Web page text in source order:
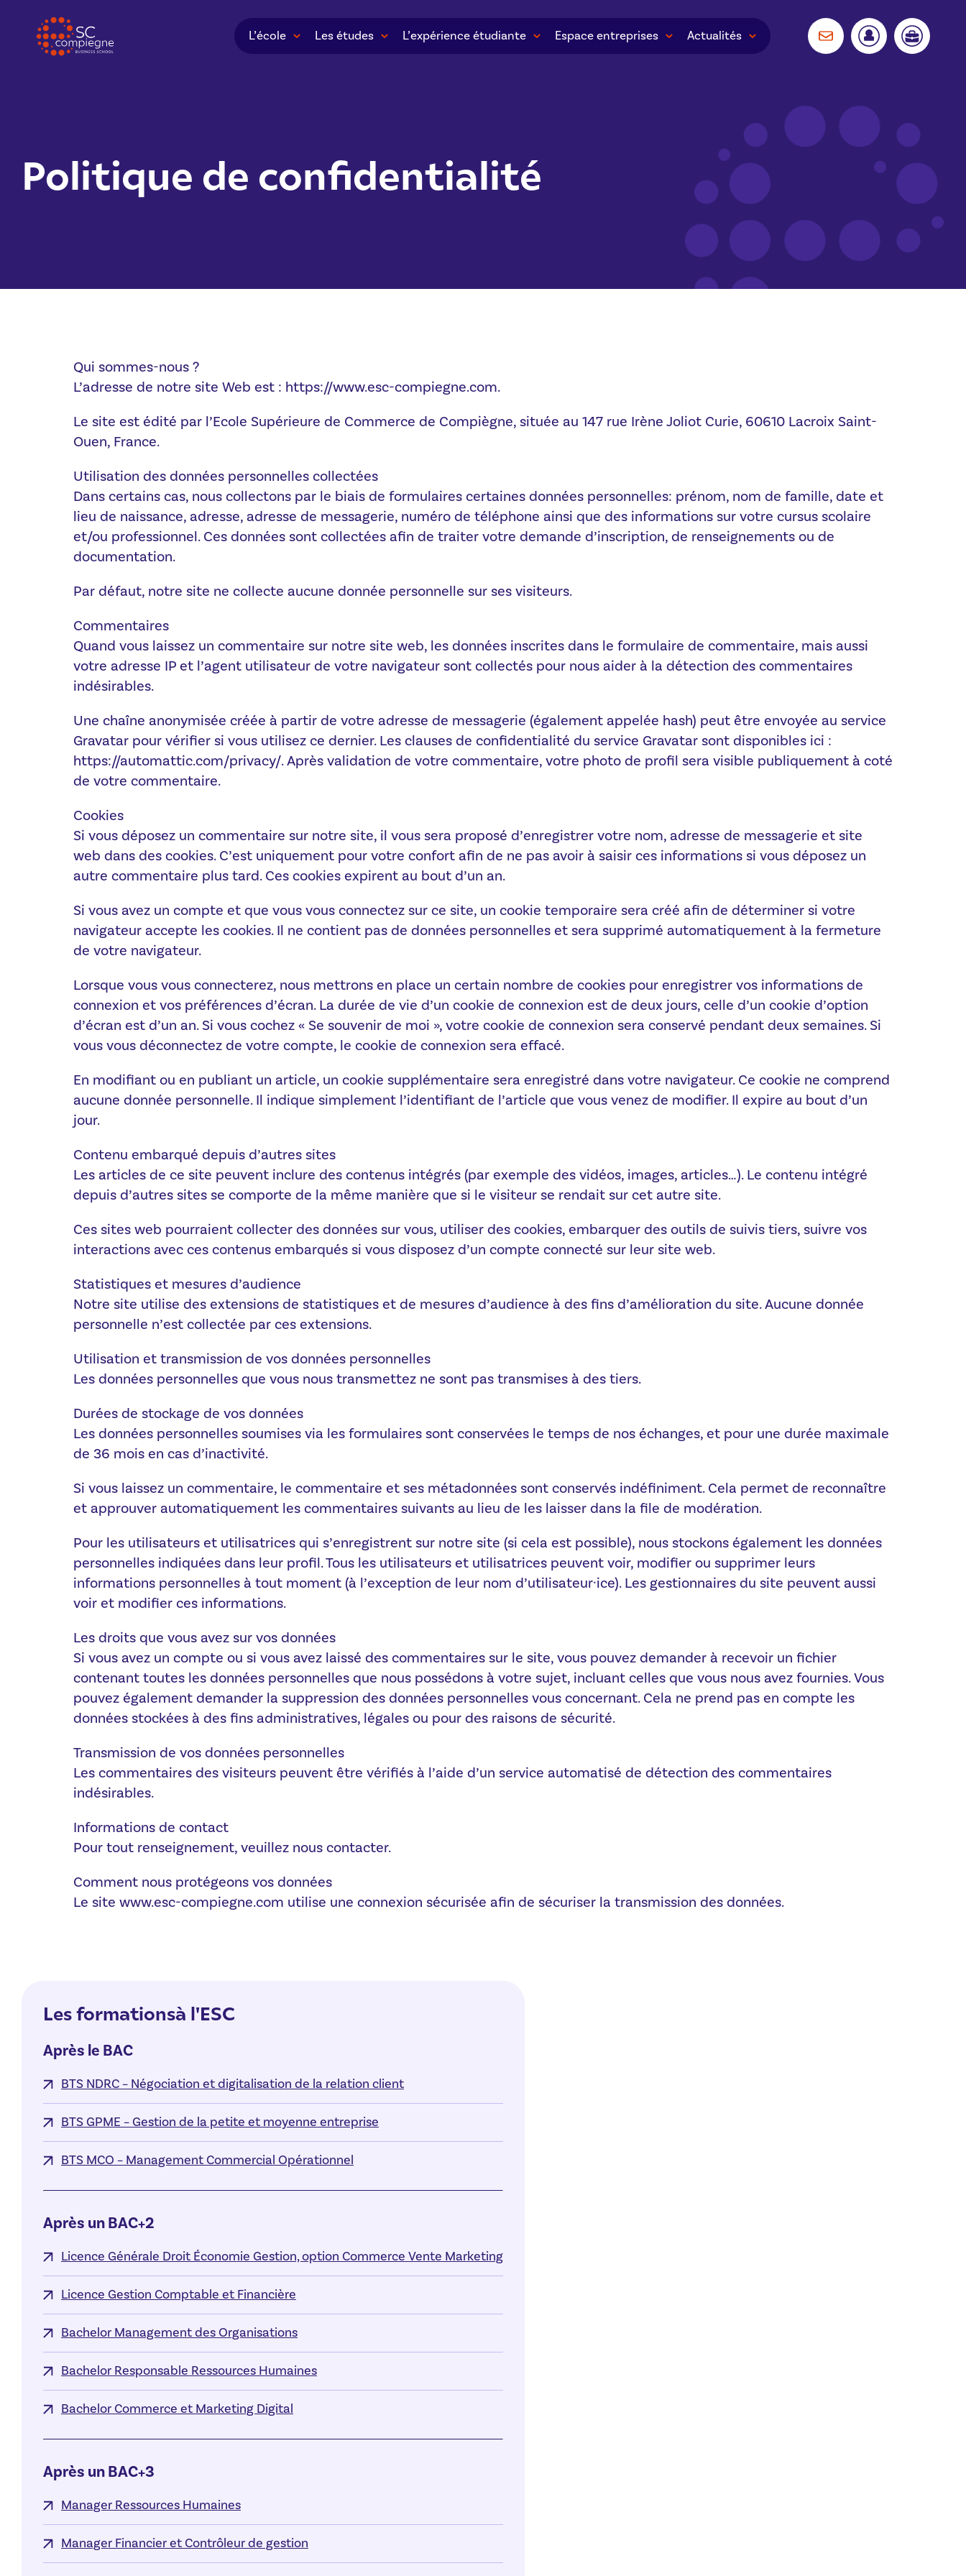
L’école Les études L’expérience étudiante Espace entreprises Actualités
Politique de confidentialité
Qui sommes-nous ?
L’adresse de notre site Web est : https://www.esc-compiegne.com.
Le site est édité par l’Ecole Supérieure de Commerce de Compiègne, située au 147 rue Irène Joliot Curie, 60610 Lacroix Saint-
Ouen, France.
Utilisation des données personnelles collectées
Dans certains cas, nous collectons par le biais de formulaires certaines données personnelles: prénom, nom de famille, date et
lieu de naissance, adresse, adresse de messagerie, numéro de téléphone ainsi que des informations sur votre cursus scolaire
et/ou professionnel. Ces données sont collectées afin de traiter votre demande d’inscription, de renseignements ou de
documentation.
Par défaut, notre site ne collecte aucune donnée personnelle sur ses visiteurs.
Commentaires
Quand vous laissez un commentaire sur notre site web, les données inscrites dans le formulaire de commentaire, mais aussi
votre adresse IP et l’agent utilisateur de votre navigateur sont collectés pour nous aider à la détection des commentaires
indésirables.
Une chaîne anonymisée créée à partir de votre adresse de messagerie (également appelée hash) peut être envoyée au service
Gravatar pour vérifier si vous utilisez ce dernier. Les clauses de confidentialité du service Gravatar sont disponibles ici :
https://automattic.com/privacy/. Après validation de votre commentaire, votre photo de profil sera visible publiquement à coté
de votre commentaire.
Cookies
Si vous déposez un commentaire sur notre site, il vous sera proposé d’enregistrer votre nom, adresse de messagerie et site
web dans des cookies. C’est uniquement pour votre confort afin de ne pas avoir à saisir ces informations si vous déposez un
autre commentaire plus tard. Ces cookies expirent au bout d’un an.
Si vous avez un compte et que vous vous connectez sur ce site, un cookie temporaire sera créé afin de déterminer si votre
navigateur accepte les cookies. Il ne contient pas de données personnelles et sera supprimé automatiquement à la fermeture
de votre navigateur.
Lorsque vous vous connecterez, nous mettrons en place un certain nombre de cookies pour enregistrer vos informations de
connexion et vos préférences d’écran. La durée de vie d’un cookie de connexion est de deux jours, celle d’un cookie d’option
d’écran est d’un an. Si vous cochez « Se souvenir de moi », votre cookie de connexion sera conservé pendant deux semaines. Si
vous vous déconnectez de votre compte, le cookie de connexion sera effacé.
En modifiant ou en publiant un article, un cookie supplémentaire sera enregistré dans votre navigateur. Ce cookie ne comprend
aucune donnée personnelle. Il indique simplement l’identifiant de l’article que vous venez de modifier. Il expire au bout d’un
jour.
Contenu embarqué depuis d’autres sites
Les articles de ce site peuvent inclure des contenus intégrés (par exemple des vidéos, images, articles…). Le contenu intégré
depuis d’autres sites se comporte de la même manière que si le visiteur se rendait sur cet autre site.
Ces sites web pourraient collecter des données sur vous, utiliser des cookies, embarquer des outils de suivis tiers, suivre vos
interactions avec ces contenus embarqués si vous disposez d’un compte connecté sur leur site web.
Statistiques et mesures d’audience
Notre site utilise des extensions de statistiques et de mesures d’audience à des fins d’amélioration du site. Aucune donnée
personnelle n’est collectée par ces extensions.
Utilisation et transmission de vos données personnelles
Les données personnelles que vous nous transmettez ne sont pas transmises à des tiers.
Durées de stockage de vos données
Les données personnelles soumises via les formulaires sont conservées le temps de nos échanges, et pour une durée maximale
de 36 mois en cas d’inactivité.
Si vous laissez un commentaire, le commentaire et ses métadonnées sont conservés indéfiniment. Cela permet de reconnaître
et approuver automatiquement les commentaires suivants au lieu de les laisser dans la file de modération.
Pour les utilisateurs et utilisatrices qui s’enregistrent sur notre site (si cela est possible), nous stockons également les données
personnelles indiquées dans leur profil. Tous les utilisateurs et utilisatrices peuvent voir, modifier ou supprimer leurs
informations personnelles à tout moment (à l’exception de leur nom d’utilisateur·ice). Les gestionnaires du site peuvent aussi
voir et modifier ces informations.
Les droits que vous avez sur vos données
Si vous avez un compte ou si vous avez laissé des commentaires sur le site, vous pouvez demander à recevoir un fichier
contenant toutes les données personnelles que nous possédons à votre sujet, incluant celles que vous nous avez fournies. Vous
pouvez également demander la suppression des données personnelles vous concernant. Cela ne prend pas en compte les
données stockées à des fins administratives, légales ou pour des raisons de sécurité.
Transmission de vos données personnelles
Les commentaires des visiteurs peuvent être vérifiés à l’aide d’un service automatisé de détection des commentaires
indésirables.
Informations de contact
Pour tout renseignement, veuillez nous contacter.
Comment nous protégeons vos données
Le site www.esc-compiegne.com utilise une connexion sécurisée afin de sécuriser la transmission des données.
Les formationsà l'ESC
Après le BAC
BTS NDRC – Négociation et digitalisation de la relation client
BTS GPME – Gestion de la petite et moyenne entreprise
BTS MCO – Management Commercial Opérationnel
Après un BAC+2
Licence Générale Droit Économie Gestion, option Commerce Vente Marketing
Licence Gestion Comptable et Financière
Bachelor Management des Organisations
Bachelor Responsable Ressources Humaines
Bachelor Commerce et Marketing Digital
Après un BAC+3
Manager Ressources Humaines
Manager Financier et Contrôleur de gestion